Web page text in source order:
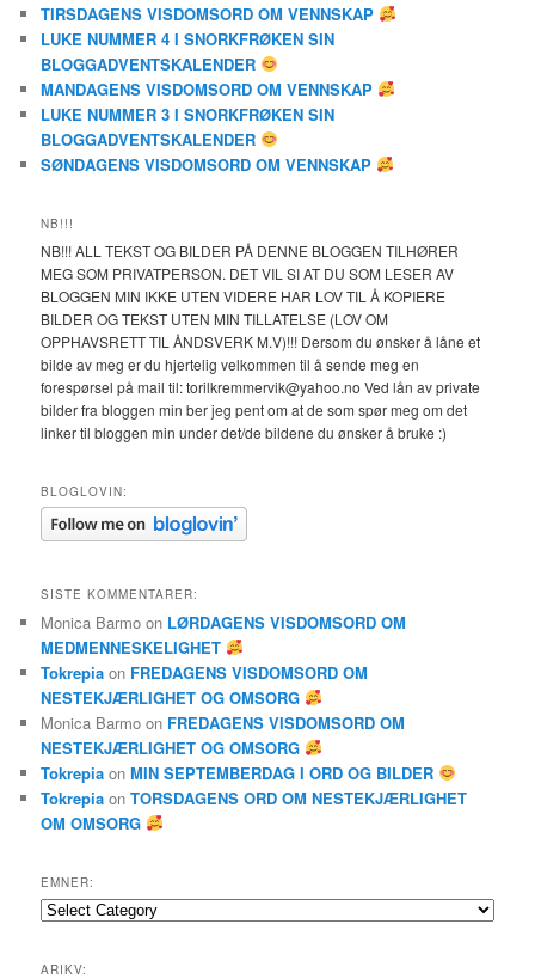
TIRSDAGENS VISDOMSORD OM VENNSKAP
LUKE NUMMER 4 I SNORKFRØKEN SIN
BLOGGADVENTSKALENDER
MANDAGENS VISDOMSORD OM VENNSKAP
LUKE NUMMER 3 I SNORKFRØKEN SIN
BLOGGADVENTSKALENDER
SØNDAGENS VISDOMSORD OM VENNSKAP
NB!!!
NB!!! ALL TEKST OG BILDER PÅ DENNE BLOGGEN TILHØRER
MEG SOM PRIVATPERSON. DET VIL SI AT DU SOM LESER AV
BLOGGEN MIN IKKE UTEN VIDERE HAR LOV TIL Å KOPIERE
BILDER OG TEKST UTEN MIN TILLATELSE (LOV OM
OPPHAVSRETT TIL ÅNDSVERK M.V)!!! Dersom du ønsker å låne et
bilde av meg er du hjertelig velkommen til å sende meg en
forespørsel på mail til: torilkremmervik@yahoo.no Ved lån av private
bilder fra bloggen min ber jeg pent om at de som spør meg om det
linker til bloggen min under det/de bildene du ønsker å bruke :)
BLOGLOVIN:
SISTE KOMMENTARER:
Monica Barmo on LØRDAGENS VISDOMSORD OM
MEDMENNESKELIGHET
Tokrepia on FREDAGENS VISDOMSORD OM
NESTEKJÆRLIGHET OG OMSORG
Monica Barmo on FREDAGENS VISDOMSORD OM
NESTEKJÆRLIGHET OG OMSORG
Tokrepia onMIN SEPTEMBERDAG I ORD OG BILDER
Tokrepia onTORSDAGENS ORD OM NESTEKJÆRLIGHET
OM OMSORG
EMNER:
Emner:
ARIKV: